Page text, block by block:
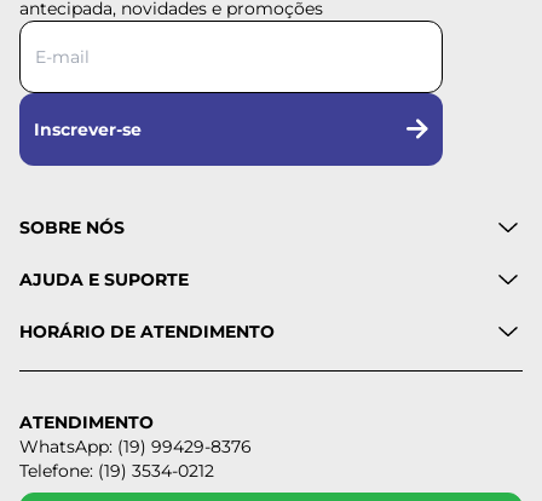
antecipada, novidades e promoções
Inscrever-se
SOBRE NÓS
AJUDA E SUPORTE
HORÁRIO DE ATENDIMENTO
ATENDIMENTO
WhatsApp: (19) 99429-8376
Telefone: (19) 3534-0212